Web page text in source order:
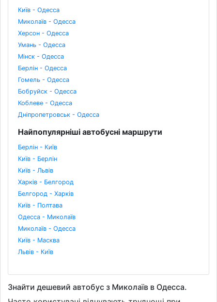
Київ - Одесса
Миколаїв - Одесса
Херсон - Одесса
Умань - Одесса
Мінск - Одесса
Берлін - Одесса
Гомель - Одесса
Бобруйск - Одесса
Коблеве - Одесса
Дніпропетровськ - Одесса
Найпопулярніші автобусні маршрути
Берлін - Київ
Київ - Берлін
Київ - Львів
Харків - Белгород
Белгород - Харків
Київ - Полтава
Одесса - Миколаїв
Миколаїв - Одесса
Київ - Масква
Львів - Київ
Знайти дешевий автобус з Миколаїв в Одесса.